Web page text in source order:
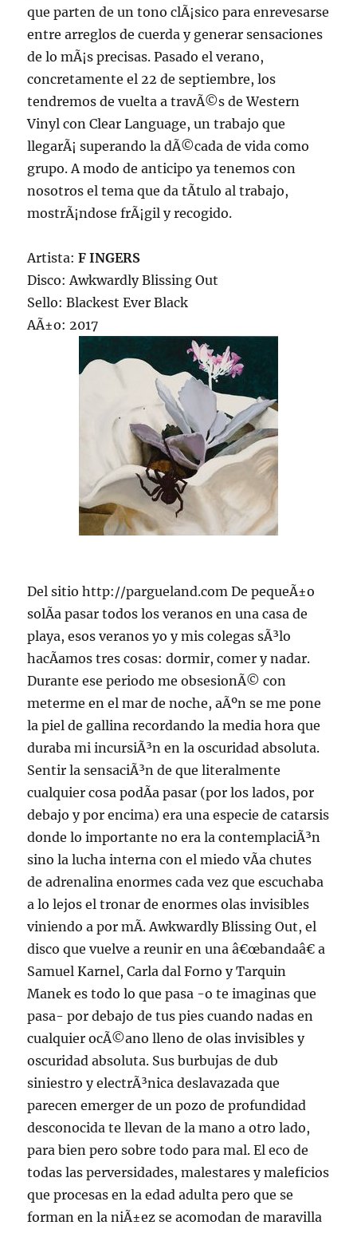
que parten de un tono clÃ¡sico para enrevesarse
entre arreglos de cuerda y generar sensaciones
de lo mÃ¡s precisas. Pasado el verano,
concretamente el 22 de septiembre, los
tendremos de vuelta a travÃ©s de Western
Vinyl con Clear Language, un trabajo que
llegarÃ¡ superando la dÃ©cada de vida como
grupo. A modo de anticipo ya tenemos con
nosotros el tema que da tÃ­tulo al trabajo,
mostrÃ¡ndose frÃ¡gil y recogido.
Artista:F INGERS
Disco: Awkwardly Blissing Out
Sello: Blackest Ever Black
AÃ±o: 2017
Del sitio http://pargueland.com De pequeÃ±o
solÃ­a pasar todos los veranos en una casa de
playa, esos veranos yo y mis colegas sÃ³lo
hacÃ­amos tres cosas: dormir, comer y nadar.
Durante ese periodo me obsesionÃ© con
meterme en el mar de noche, aÃºn se me pone
la piel de gallina recordando la media hora que
duraba mi incursiÃ³n en la oscuridad absoluta.
Sentir la sensaciÃ³n de que literalmente
cualquier cosa podÃ­a pasar (por los lados, por
debajo y por encima) era una especie de catarsis
donde lo importante no era la contemplaciÃ³n
sino la lucha interna con el miedo vÃ­a chutes
de adrenalina enormes cada vez que escuchaba
a lo lejos el tronar de enormes olas invisibles
viniendo a por mÃ­. Awkwardly Blissing Out, el
disco que vuelve a reunir en una â€œbandaâ€ a
Samuel Karnel, Carla dal Forno y Tarquin
Manek es todo lo que pasa -o te imaginas que
pasa- por debajo de tus pies cuando nadas en
cualquier ocÃ©ano lleno de olas invisibles y
oscuridad absoluta. Sus burbujas de dub
siniestro y electrÃ³nica deslavazada que
parecen emerger de un pozo de profundidad
desconocida te llevan de la mano a otro lado,
para bien pero sobre todo para mal. El eco de
todas las perversidades, malestares y maleficios
que procesas en la edad adulta pero que se
forman en la niÃ±ez se acomodan de maravilla